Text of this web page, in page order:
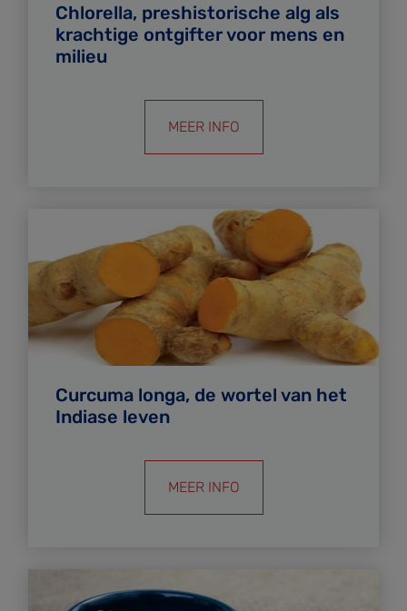
Chlorella, preshistorische alg als
krachtige ontgifter voor mens en
milieu
MEER INFO
Curcuma longa, de wortel van het
Indiase leven
MEER INFO